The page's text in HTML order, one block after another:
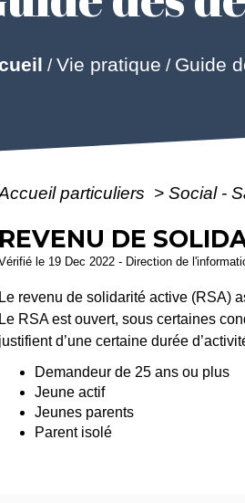
/Vie pratique / Guide
particuliers > Social -
REVENU DE
le 19 Dec 2022 - Direction de
Le revenu de solidarité active (RSA)
Le RSA est ouvert, sous certaines
justifient d’une certaine durée
Demandeur de 25 ans ou plus
Jeune actif
Jeunes parents
Parent isolé